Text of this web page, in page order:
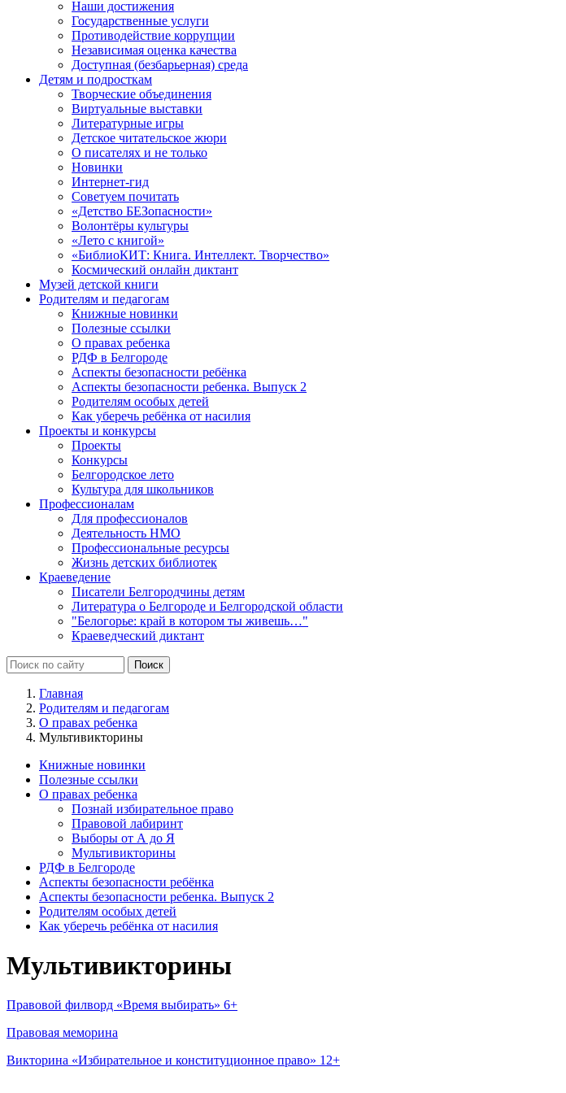
Наши достижения
Государственные услуги
Противодействие коррупции
Независимая оценка качества
Доступная (безбарьерная) среда
Детям и подросткам
Творческие объединения
Виртуальные выставки
Литературные игры
Детское читательское жюри
О писателях и не только
Новинки
Интернет-гид
Советуем почитать
«Детство БЕЗопасности»
Волонтёры культуры
«Лето с книгой»
«БиблиоКИТ: Книга. Интеллект. Творчество»
Космический онлайн диктант
Музей детской книги
Родителям и педагогам
Книжные новинки
Полезные ссылки
О правах ребенка
РДФ в Белгороде
Аспекты безопасности ребёнка
Аспекты безопасности ребенка. Выпуск 2
Родителям особых детей
Как уберечь ребёнка от насилия
Проекты и конкурсы
Проекты
Конкурсы
Белгородское лето
Культура для школьников
Профессионалам
Для профессионалов
Деятельность НМО
Профессиональные ресурсы
Жизнь детских библиотек
Краеведение
Писатели Белгородчины детям
Литература о Белгороде и Белгородской области
"Белогорье: край в котором ты живешь…"
Краеведческий диктант
Главная
Родителям и педагогам
О правах ребенка
Мультивикторины
Книжные новинки
Полезные ссылки
О правах ребенка
Познай избирательное право
Правовой лабиринт
Выборы от А до Я
Мультивикторины
РДФ в Белгороде
Аспекты безопасности ребёнка
Аспекты безопасности ребенка. Выпуск 2
Родителям особых детей
Как уберечь ребёнка от насилия
Мультивикторины
Правовой филворд «Время выбирать» 6+
Правовая меморина
Викторина «Избирательное и конституционное право» 12+